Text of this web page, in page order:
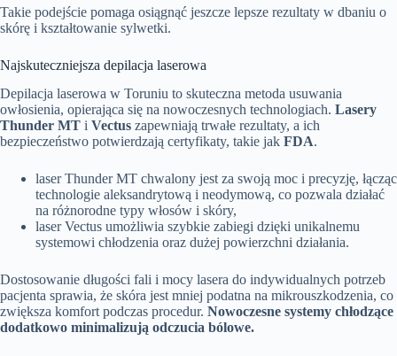
Takie podejście pomaga osiągnąć jeszcze lepsze rezultaty w dbaniu o
skórę i kształtowanie sylwetki.
Najskuteczniejsza depilacja laserowa
Depilacja laserowa w Toruniu to skuteczna metoda usuwania
owłosienia, opierająca się na nowoczesnych technologiach. Lasery
Thunder MT i Vectus zapewniają trwałe rezultaty, a ich
bezpieczeństwo potwierdzają certyfikaty, takie jak FDA.
laser Thunder MT chwalony jest za swoją moc i precyzję, łącząc
technologie aleksandrytową i neodymową, co pozwala działać
na różnorodne typy włosów i skóry,
laser Vectus umożliwia szybkie zabiegi dzięki unikalnemu
systemowi chłodzenia oraz dużej powierzchni działania.
Dostosowanie długości fali i mocy lasera do indywidualnych potrzeb
pacjenta sprawia, że skóra jest mniej podatna na mikrouszkodzenia, co
zwiększa komfort podczas procedur. Nowoczesne systemy chłodzące
dodatkowo minimalizują odczucia bólowe.